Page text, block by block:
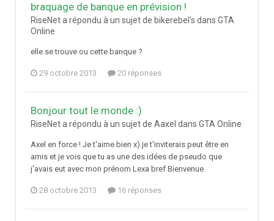
braquage de banque en prévision !
RiseNet a répondu à un sujet de bikerebel's dans GTA
Online
elle se trouve ou cette banque ?
29 octobre 2013 20 réponses
Bonjour tout le monde :)
RiseNet a répondu à un sujet de Aaxel dans GTA Online
Axel en force ! Je t'aime bien x) je t'inviterais peut être en
amis et je vois que tu as une des idées de pseudo que
j'avais eut avec mon prénom Lexa bref Bienvenue
28 octobre 2013 16 réponses